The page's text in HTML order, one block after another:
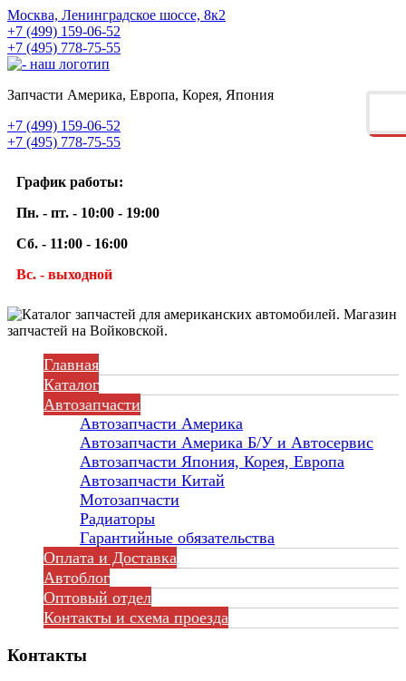
Москва, Ленинградское шоссе, 8к2
+7 (499) 159-06-52
+7 (495) 778-75-55
Запчасти Америка, Европа, Корея, Япония
+7 (499) 159-06-52
+7 (495) 778-75-55
График работы:
Пн. - пт. - 10:00 - 19:00
Сб. - 11:00 - 16:00
Вс. - выходной
Главная
Каталог
Автозапчасти
Автозапчасти Америка
Автозапчасти Америка Б/У и Автосервис
Автозапчасти Япония, Корея, Европа
Автозапчасти Китай
Мотозапчасти
Радиаторы
Гарантийные обязательства
Оплата и Доставка
Автоблог
Оптовый отдел
Контакты и схема проезда
Контакты